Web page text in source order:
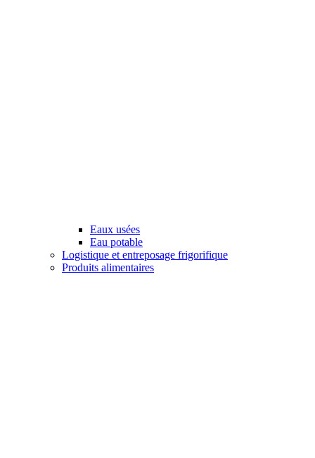
Eaux usées
Eau potable
Logistique et entreposage frigorifique
Produits alimentaires